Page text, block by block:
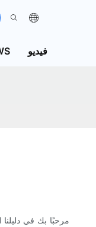
فيديو
مرحبًا بك في